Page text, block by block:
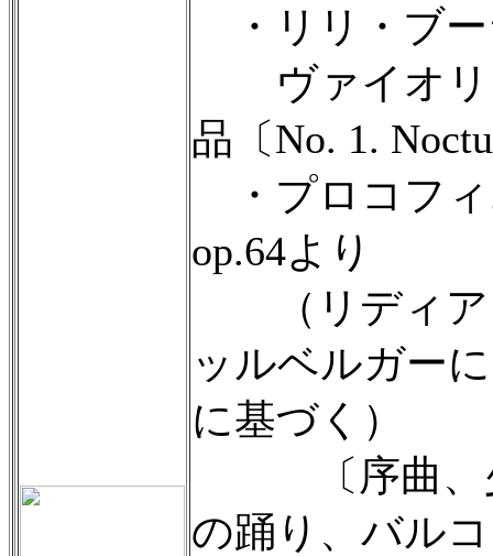
・リリ・ブー
ヴァイオリ
品〔No. 1.
・プロコフィ
op.64より
（リディア
ッルベルガー
に基づく）
〔序曲、少
の踊り、バル